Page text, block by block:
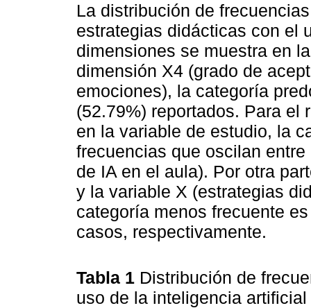
La distribución de
estrategias didácticas con el
dimensiones se muestra en
dimensión X4 (grado de
emociones), la categoría
(52.79%) reportados. Para
en la variable de estudio, la
frecuencias que oscilan
de IA en el aula). Por otra
y la variable X (estrategias
categoría menos frecuente
casos, respectivamente.
Tabla 1 Distribución de
uso de la inteligencia